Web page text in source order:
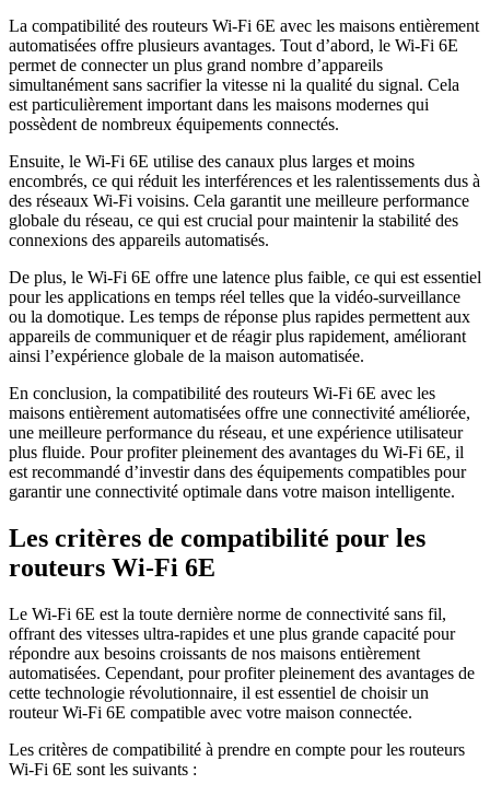
La compatibilité des routeurs Wi-Fi 6E avec les maisons entièrement
automatisées offre plusieurs avantages. Tout d’abord, le Wi-Fi 6E
permet de connecter un plus grand nombre d’appareils
simultanément sans sacrifier la vitesse ni la qualité du signal. Cela
est particulièrement important dans les maisons modernes qui
possèdent de nombreux équipements connectés.
Ensuite, le Wi-Fi 6E utilise des canaux plus larges et moins
encombrés, ce qui réduit les interférences et les ralentissements dus à
des réseaux Wi-Fi voisins. Cela garantit une meilleure performance
globale du réseau, ce qui est crucial pour maintenir la stabilité des
connexions des appareils automatisés.
De plus, le Wi-Fi 6E offre une latence plus faible, ce qui est essentiel
pour les applications en temps réel telles que la vidéo-surveillance
ou la domotique. Les temps de réponse plus rapides permettent aux
appareils de communiquer et de réagir plus rapidement, améliorant
ainsi l’expérience globale de la maison automatisée.
En conclusion, la compatibilité des routeurs Wi-Fi 6E avec les
maisons entièrement automatisées offre une connectivité améliorée,
une meilleure performance du réseau, et une expérience utilisateur
plus fluide. Pour profiter pleinement des avantages du Wi-Fi 6E, il
est recommandé d’investir dans des équipements compatibles pour
garantir une connectivité optimale dans votre maison intelligente.
Les critères de compatibilité pour les
routeurs Wi-Fi 6E
Le Wi-Fi 6E est la toute dernière norme de connectivité sans fil,
offrant des vitesses ultra-rapides et une plus grande capacité pour
répondre aux besoins croissants de nos maisons entièrement
automatisées. Cependant, pour profiter pleinement des avantages de
cette technologie révolutionnaire, il est essentiel de choisir un
routeur Wi-Fi 6E compatible avec votre maison connectée.
Les critères de compatibilité à prendre en compte pour les routeurs
Wi-Fi 6E sont les suivants :